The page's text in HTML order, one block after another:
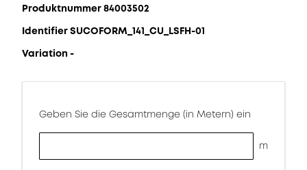
Produktnummer 84003502
Identifier SUCOFORM_141_CU_LSFH-01
Variation -
Geben Sie die Gesamtmenge (in Metern) ein
m